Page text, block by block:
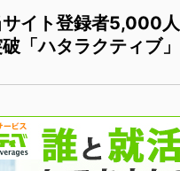
サイト登録者5,000人
「ハタラクティブ」